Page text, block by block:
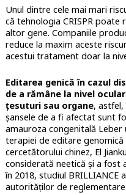
Unul dintre cele mai mari
că tehnologia CRISPR poate
altor gene. Companiile
reduce la maxim aceste
acestui tratament doar la
Editarea genică în cazul
de a rămâne la nivel
țesuturi sau organe, astfel,
șansele de a fi afectat sunt
amauroza congenitală
terapiei de editare genomică
cercetătorului chinez, El
considerată neetică și a fost
în 2018, studiul
autorităților de